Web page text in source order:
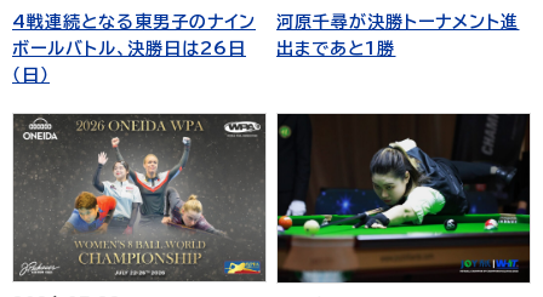
4戦連続となる東男子のナイン
ボールバトル、決勝日は26日
（日）
河原千尋が決勝トーナメント進
出まであと1勝